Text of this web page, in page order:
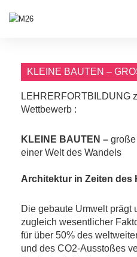
KLEINE BAUTEN –
LEHRERFORTBILDUNG
Wettbewerb :
KLEINE BAUTEN – große
einer Welt des Wandels
Architektur in Zeiten des
Die gebaute Umwelt prägt
zugleich wesentlicher
für über 50% des
und des CO2-Ausstoßes